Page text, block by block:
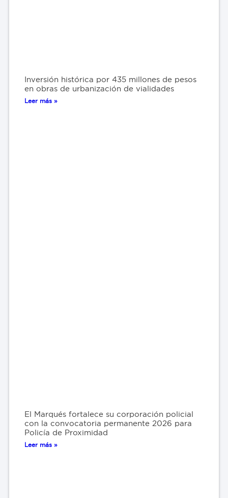
Inversión histórica por 435 millones de pesos
en obras de urbanización de vialidades
Leer más »
El Marqués fortalece su corporación policial
con la convocatoria permanente 2026 para
Policía de Proximidad
Leer más »